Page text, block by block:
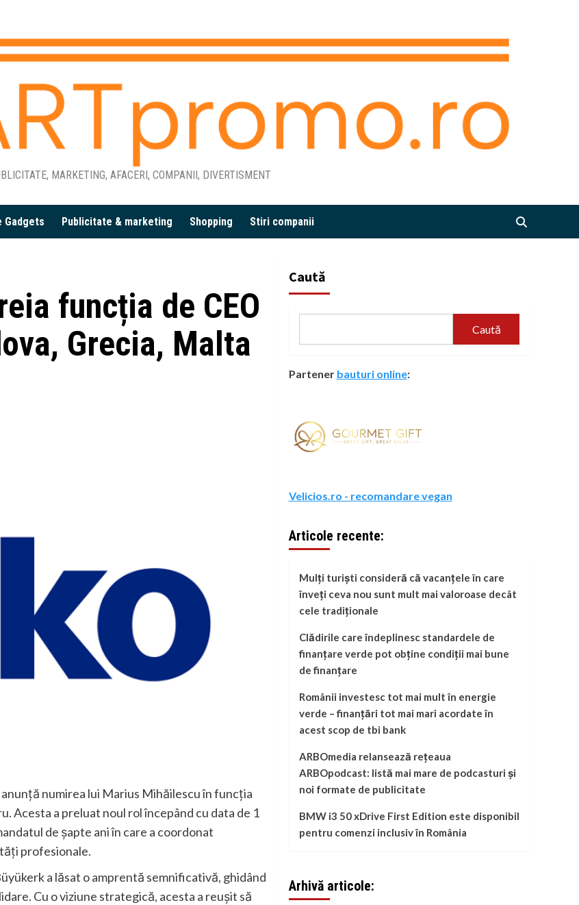
MARKETING, AFACERI, COMPANII, DIVERTISMENT
Gadgets Publicitate & marketing Shopping Stiri companii
funcția de CEO
Grecia, Malta
numirea lui Marius Mihăilescu în funcția
Acesta a preluat noul rol începând cu data de 1
de șapte ani în care a coordonat
profesionale.
a lăsat o amprentă semnificativă, ghidând
Cu o viziune strategică, acesta a reușit să
Caută
Caută
Partener bauturi online:
Velicios.ro - recomandare vegan
Articole recente:
Mulți turiști consideră că vacanțele în care
înveți ceva nou sunt mult mai valoroase decât
cele tradiționale
Clădirile care îndeplinesc standardele de
finanțare verde pot obține condiții mai bune
de finanțare
Românii investesc tot mai mult în energie
verde – finanțări tot mai mari acordate în
acest scop de tbi bank
ARBOmedia relansează rețeaua
ARBOpodcast: listă mai mare de podcasturi și
noi formate de publicitate
BMW i3 50 xDrive First Edition este disponibil
pentru comenzi inclusiv în România
Arhivă articole: